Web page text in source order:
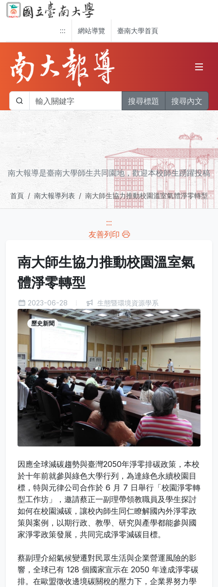
::: 網站導覽 臺南大學首頁
搜尋標題 搜尋內文
南大報導是臺南大學師生共同園地，歡迎本校師生踴躍投稿
首頁 南大報導列表 南大師生協力推動校園溫室氣體淨零轉型
:::
友善列印
南大師生協力推動校園溫室氣
體淨零轉型
2023-06-28 生態暨環境資源學系
歷史新聞
因應全球減碳趨勢與臺灣2050年淨零排碳政策，本校
於十年前就參與綠色大學行列，為達綠色永續校園目
標，特與元律公司合作於 6 月 7 日舉行「校園淨零轉
型工作坊」，邀請蔡正一副理帶領教職員及學生探討
如何在校園減碳，讓校內師生同仁瞭解國內外淨零政
策與案例，以期行政、教學、研究與產學都能參與國
家淨零政策發展，共同完成淨零減碳目標。
蔡副理介紹氣候變遷對民眾生活與企業營運風險的影
響，全球已有 128 個國家宣示在 2050 年達成淨零碳
排。在歐盟徵收邊境碳關稅的壓力下，企業界努力學